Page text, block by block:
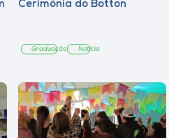
Cerimônia do Botton
Graduação Notícia